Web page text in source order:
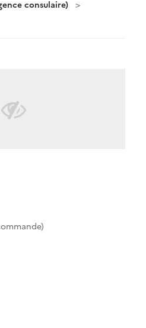
consulaire)